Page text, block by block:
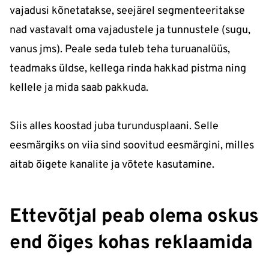
vajadusi kõnetatakse, seejärel segmenteeritakse
nad vastavalt oma vajadustele ja tunnustele (sugu,
vanus jms). Peale seda tuleb teha turuanalüüs,
teadmaks üldse, kellega rinda hakkad pistma ning
kellele ja mida saab pakkuda.
Siis alles koostad juba turundusplaani. Selle
eesmärgiks on viia sind soovitud eesmärgini, milles
aitab õigete kanalite ja võtete kasutamine.
Ettevõtjal peab olema oskus
end õiges kohas reklaamida